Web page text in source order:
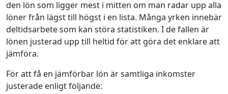
den lön som ligger mest i mitten om man radar upp alla
löner från lägst till högst i en lista. Många yrken innebär
deltidsarbete som kan störa statistiken. I de fallen är
lönen justerad upp till heltid för att göra det enklare att
jämföra.
För att få en jämförbar lön är samtliga inkomster
justerade enligt följande: